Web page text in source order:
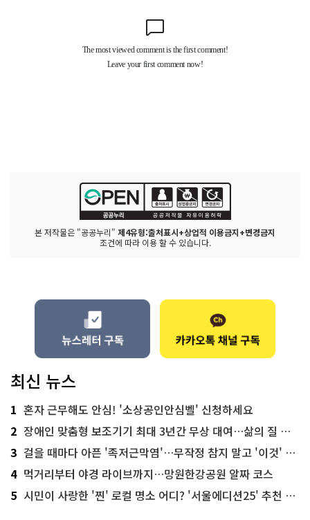
본 저작물은 "공공누리" 제4유형:출처표시+상업적 이용금지+변경금지
조건에 따라 이용 할 수 있습니다.
최신 뉴스
1 혼자 근무해도 안심! '소상공인안심벨' 신청하세요
2 장애인 맞춤형 보조기기 최대 3년간 무상 대여…삶의 질 높인다
3 걸을 때마다 아픈 '족저근막염'…무작정 참지 말고 '이것' 해보세요!
4 먹거리부터 야경 라이브까지…망원한강공원 알짜 코스
5 시민이 사랑한 '찐' 로컬 명소 어디? '서울에디션25' 추천 코스